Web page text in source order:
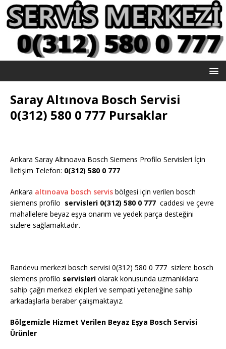
Saray Altınova Bosch Servisi
0(312) 580 0 777 Pursaklar
Ankara Saray Altınoava Bosch Siemens Profilo Servisleri İçin
İletişim Telefon: 0(312) 580 0 777
Ankara altınoava bosch servis bölgesi için verilen bosch
siemens profilo servisleri 0(312) 580 0 777 caddesi ve çevre
mahallelere beyaz eşya onarım ve yedek parça desteğini
sizlere sağlamaktadır.
Randevu merkezi bosch servisi 0(312) 580 0 777 sizlere bosch
siemens profilo servisleri olarak konusunda uzmanlıklara
sahip çağrı merkezi ekipleri ve sempati yeteneğine sahip
arkadaşlarla beraber çalışmaktayız.
Bölgemizle Hizmet Verilen Beyaz Eşya Bosch Servisi
Ürünler